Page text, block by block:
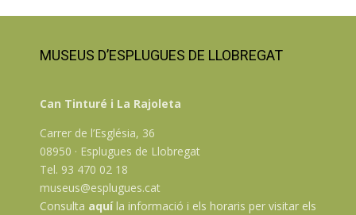
MUSEUS D’ESPLUGUES DE LLOBREGAT
Can Tinturé i La Rajoleta
Carrer de l’Església, 36
08950 · Esplugues de Llobregat
Tel. 93 470 02 18
museus@esplugues.cat
Consulta aquíla informació i els horaris per visitar els